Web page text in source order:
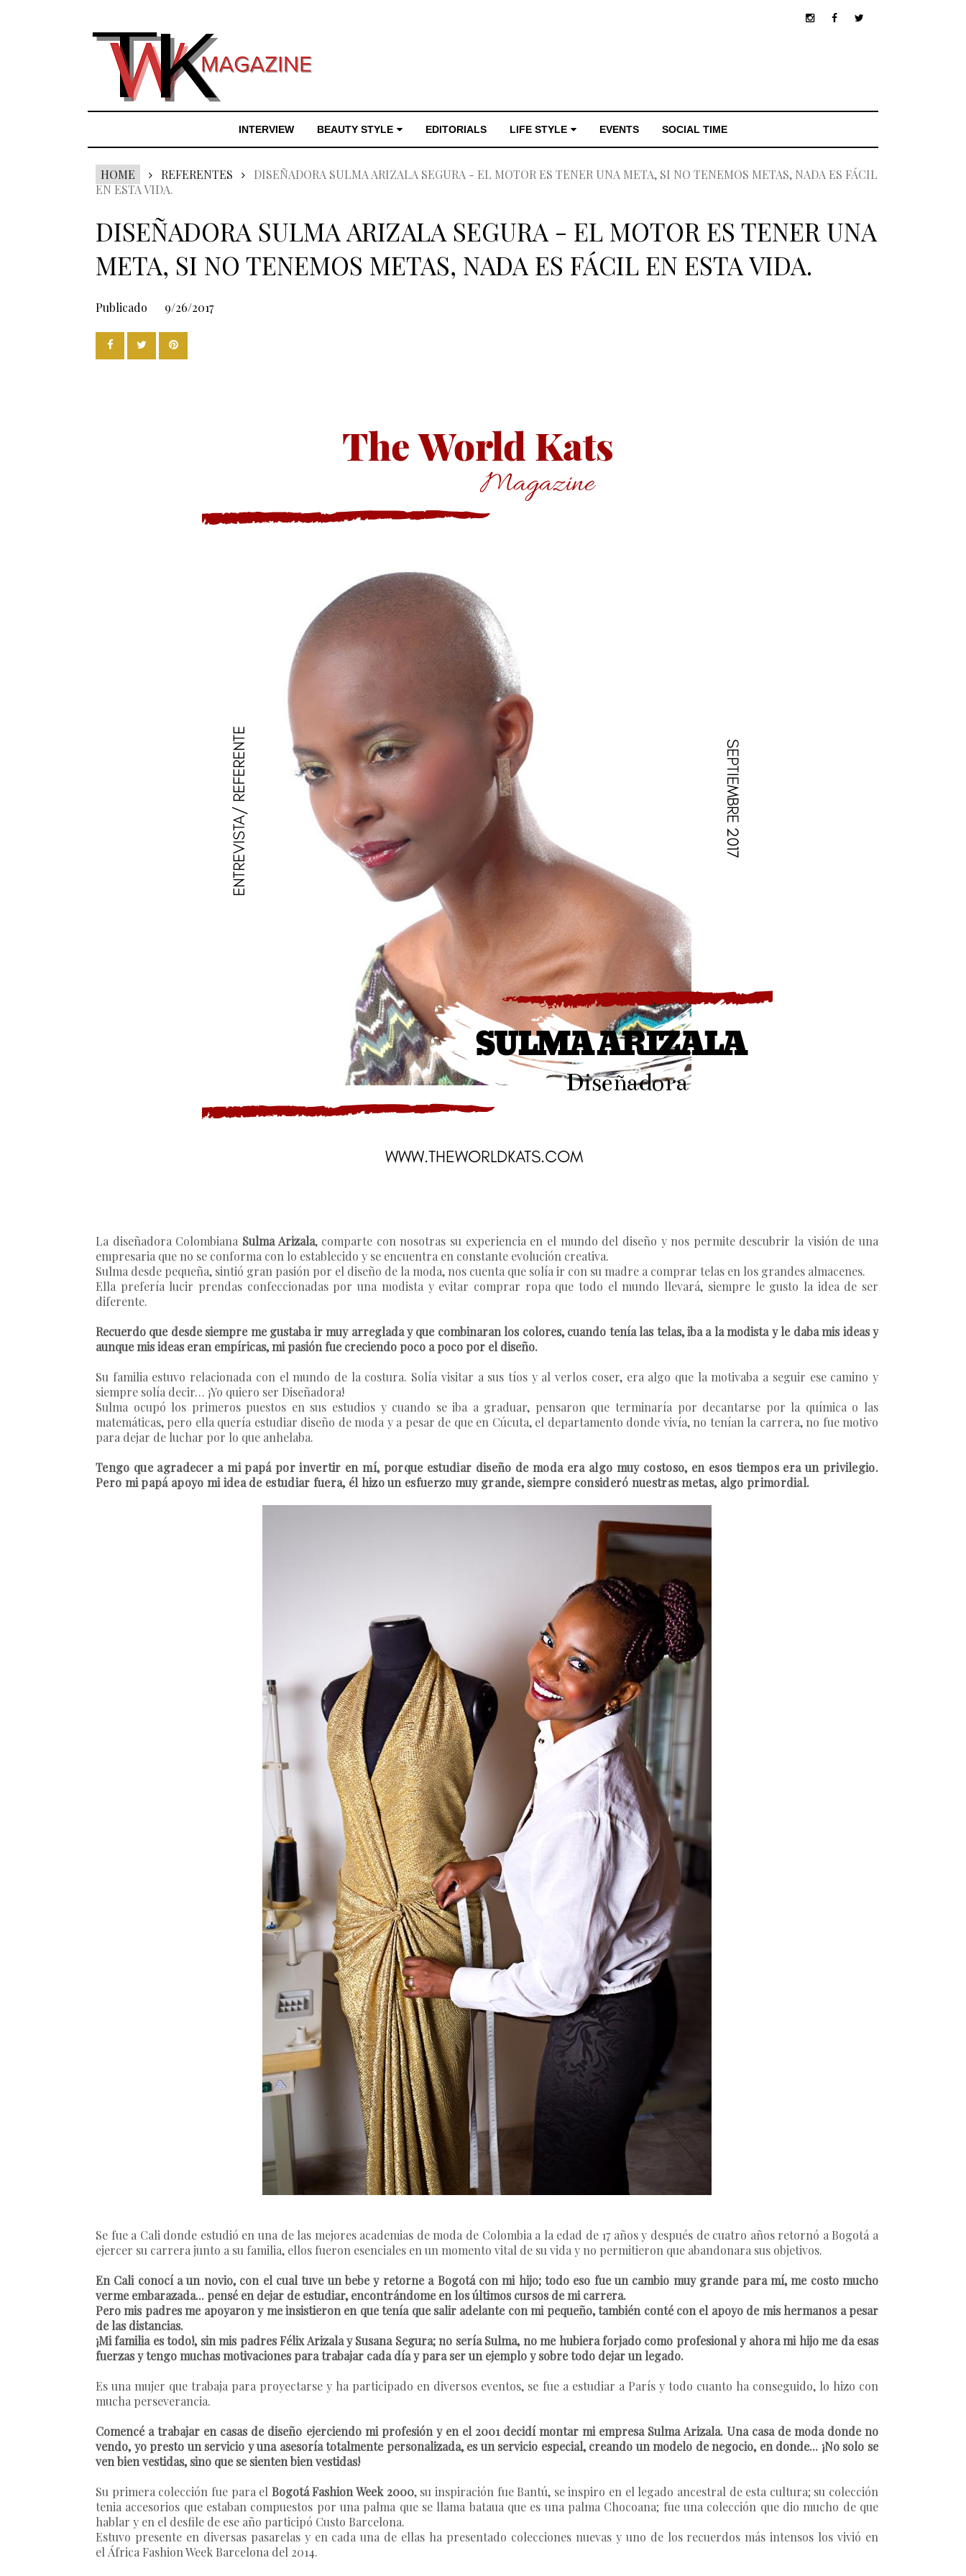
INTERVIEW BEAUTY STYLE EDITORIALS LIFE STYLE EVENTS SOCIAL TIME
HOME REFERENTES
DISEÑADORA SULMA ARIZALA SEGURA - EL MOTOR ES TENER UNA META, SI NO TENEMOS METAS, NADA ES FÁCIL
EN ESTA VIDA.
DISEÑADORA SULMA ARIZALA SEGURA - EL MOTOR ES TENER UNA
META, SI NO TENEMOS METAS, NADA ES FÁCIL EN ESTA VIDA.
Publicado 9/26/2017
La diseñadora Colombiana Sulma Arizala, comparte con nosotras su experiencia en el mundo del diseño y nos permite descubrir la visión de una
empresaria que no se conforma con lo establecido y se encuentra en constante evolución creativa.
Sulma desde pequeña, sintió gran pasión por el diseño de la moda, nos cuenta que solía ir con su madre a comprar telas en los grandes almacenes.
Ella prefería lucir prendas confeccionadas por una modista y evitar comprar ropa que todo el mundo llevará, siempre le gusto la idea de ser
diferente.
Recuerdo que desde siempre me gustaba ir muy arreglada y que combinaran los colores, cuando tenía las telas, iba a la modista y le daba mis ideas y
aunque mis ideas eran empíricas, mi pasión fue creciendo poco a poco por el diseño.
Su familia estuvo relacionada con el mundo de la costura. Solía visitar a sus tíos y al verlos coser, era algo que la motivaba a seguir ese camino y
siempre solía decir… ¡Yo quiero ser Diseñadora!
Sulma ocupó los primeros puestos en sus estudios y cuando se iba a graduar, pensaron que terminaría por decantarse por la química o las
matemáticas, pero ella quería estudiar diseño de moda y a pesar de que en Cúcuta, el departamento donde vivía, no tenían la carrera, no fue motivo
para dejar de luchar por lo que anhelaba.
Tengo que agradecer a mi papá por invertir en mí, porque estudiar diseño de moda era algo muy costoso, en esos tiempos era un privilegio.
Pero mi papá apoyo mi idea de estudiar fuera, él hizo un esfuerzo muy grande, siempre consideró nuestras metas, algo primordial.
Se fue a Cali donde estudió en una de las mejores academias de moda de Colombia a la edad de 17 años y después de cuatro años retornó a Bogotá a
ejercer su carrera junto a su familia, ellos fueron esenciales en un momento vital de su vida y no permitieron que abandonara sus objetivos.
En Cali conocí a un novio, con el cual tuve un bebe y retorne a Bogotá con mi hijo; todo eso fue un cambio muy grande para mí, me costo mucho
verme embarazada... pensé en dejar de estudiar, encontrándome en los últimos cursos de mi carrera.
Pero mis padres me apoyaron y me insistieron en que tenía que salir adelante con mi pequeño, también conté con el apoyo de mis hermanos a pesar
de las distancias.
¡Mi familia es todo!, sin mis padres Félix Arizala y Susana Segura; no sería Sulma, no me hubiera forjado como profesional y ahora mi hijo me da esas
fuerzas y tengo muchas motivaciones para trabajar cada día y para ser un ejemplo y sobre todo dejar un legado.
Es una mujer que trabaja para proyectarse y ha participado en diversos eventos, se fue a estudiar a París y todo cuanto ha conseguido, lo hizo con
mucha perseverancia.
Comencé a trabajar en casas de diseño ejerciendo mi profesión y en el 2001 decidí montar mi empresa Sulma Arizala. Una casa de moda donde no
vendo, yo presto un servicio y una asesoría totalmente personalizada, es un servicio especial, creando un modelo de negocio, en donde... ¡No solo se
ven bien vestidas, sino que se sienten bien vestidas!
Su primera colección fue para el Bogotá Fashion Week 2000, su inspiración fue Bantú, se inspiro en el legado ancestral de esta cultura; su colección
tenia accesorios que estaban compuestos por una palma que se llama bataua que es una palma Chocoana; fue una colección que dio mucho de que
hablar y en el desfile de ese año participó Custo Barcelona.
Estuvo presente en diversas pasarelas y en cada una de ellas ha presentado colecciones nuevas y uno de los recuerdos más intensos los vivió en
el África Fashion Week Barcelona del 2014.